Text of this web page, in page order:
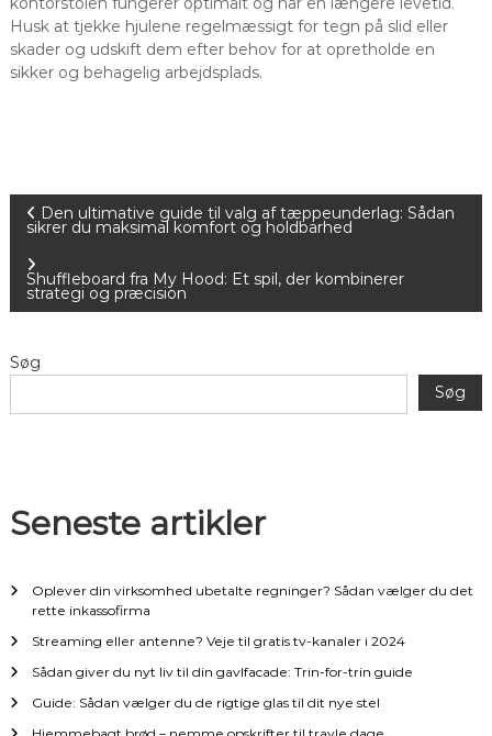
Husk at tjekke hjulene regelmæssigt for tegn på slid eller
skader og udskift dem efter behov for at opretholde en
sikker og behagelig arbejdsplads.
n
d
l
æ
s
v
i
Den ultimative guide til valg af tæppeunderlag: Sådan
sikrer du maksimal komfort og holdbarhed
Shuffleboard fra My Hood: Et spil, der kombinerer
strategi og præcision
Søg
Søg
Seneste artikler
Oplever din virksomhed ubetalte regninger? Sådan vælger du det
rette inkassofirma
Streaming eller antenne? Veje til gratis tv-kanaler i 2024
Sådan giver du nyt liv til din gavlfacade: Trin-for-trin guide
Guide: Sådan vælger du de rigtige glas til dit nye stel